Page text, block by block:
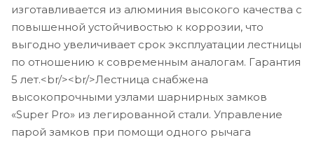
изготавливается из алюминия высокого качества с
повышенной устойчивостью к коррозии, что
выгодно увеличивает срок эксплуатации лестницы
по отношению к современным аналогам. Гарантия
5 лет.<br/><br/>Лестница снабжена
высокопрочными узлами шарнирных замков
«Super Pro» из легированной стали. Управление
парой замков при помощи одного рычага